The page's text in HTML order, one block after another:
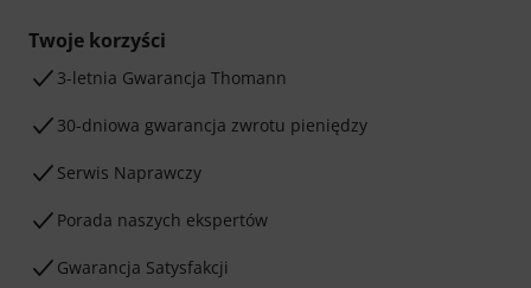
Twoje korzyści
3-letnia Gwarancja Thomann
30-dniowa gwarancja zwrotu pieniędzy
Serwis Naprawczy
Porada naszych ekspertów
Gwarancja Satysfakcji